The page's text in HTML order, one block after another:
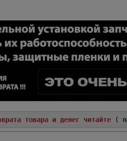
товара и денег читайте(